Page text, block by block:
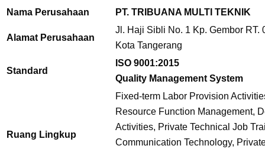
Nama Perusahaan PT. TRIBUANA MULTI TEKNIK
Alamat Perusahaan
Jl. Haji Sibli No. 1 Kp. Gembor
Kota Tangerang
Standard
ISO 9001:2015
Quality Management System
Ruang Lingkup
Fixed-term Labor Provision
Resource Function Management,
Activities, Private Technical Job
Communication Technology,